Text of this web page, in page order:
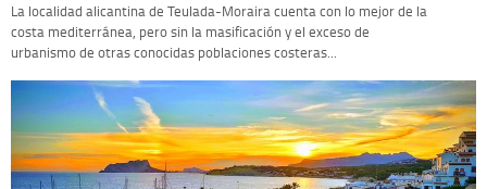
La localidad alicantina de Teulada-Moraira cuenta con lo mejor de la
costa mediterránea, pero sin la masificación y el exceso de
urbanismo de otras conocidas poblaciones costeras...